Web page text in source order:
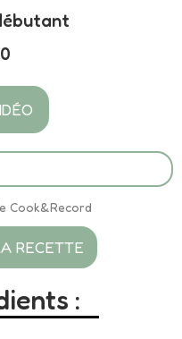
Cook&Record
RECETTE
: